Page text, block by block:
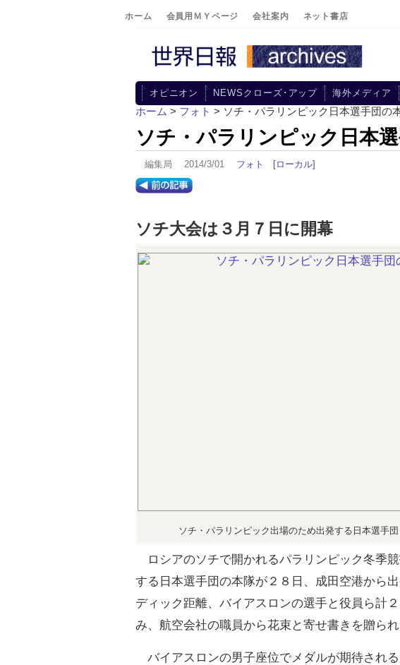
ホーム 会員用ＭＹページ 会社案内 ネット書店
オピニオン NEWSクローズ･アップ 海外メディア
ホーム > フォト > ソチ・パラリンピック日本選手団の
ソチ・パラリンピック日本
編集局 2014/3/01 フォト [ローカル]
ソチ大会は３月７日に開幕
ソチ・パラリンピック出場のため出発する日本選手
ロシアのソチで開かれるパラリンピック冬季
する日本選手団の本隊が２８日、成田空港から
ディック距離、バイアスロンの選手と役員ら計
み、航空会社の職員から花束と寄せ書きを贈られ
バイアスロンの男子座位でメダルが期待され